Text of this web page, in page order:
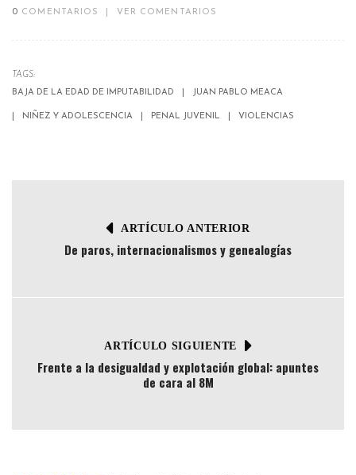
0 COMENTARIOS VER COMENTARIOS
TAGS:
BAJA DE LA EDAD DE IMPUTABILIDAD
JUAN PABLO MEACA
NIÑEZ Y ADOLESCENCIA PENAL JUVENIL VIOLENCIAS
ARTÍCULO ANTERIOR
De paros, internacionalismos y genealogías
ARTÍCULO SIGUIENTE
Frente a la desigualdad y explotación global: apuntes
de cara al 8M